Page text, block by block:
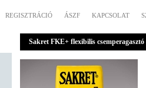
REGISZTRÁCIÓ ÁSZF KAPCSOLAT
Sakret FKE+ flexibilis csemperagasztó